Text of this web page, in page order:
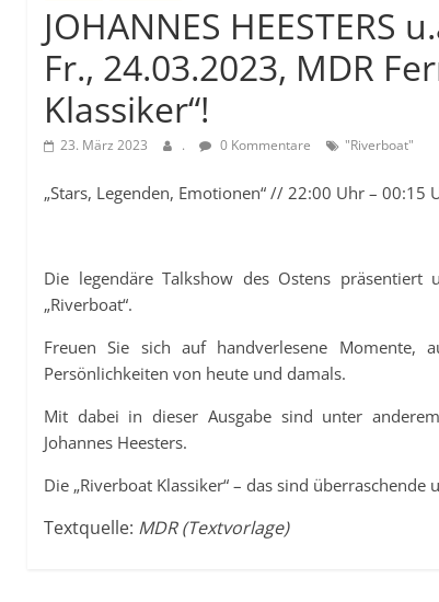
JOHANNES HEESTERS
Fr., 24.03.2023, MDR
Klassiker“!
23. März 2023 . 0 Kommentare "Riverboat"
„Stars, Legenden, Emotionen“ // 22:00 Uhr – 00:15
Die legendäre Talkshow des Ostens präsentiert
„Riverboat“.
Freuen Sie sich auf handverlesene Momente,
Persönlichkeiten von heute und damals.
Mit dabei in dieser Ausgabe sind unter
Johannes Heesters.
Die „Riverboat Klassiker“ – das sind
Textquelle: MDR (Textvorlage)